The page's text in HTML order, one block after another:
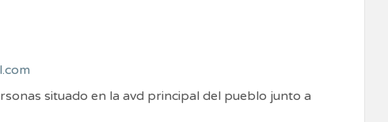
situado en la avd principal del pueblo junto a